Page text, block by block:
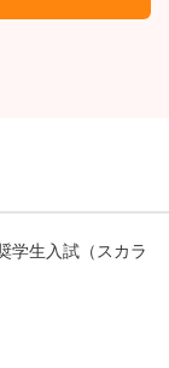
学生入試（スカラ